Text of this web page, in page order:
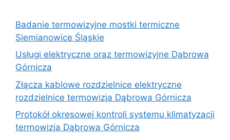
Badanie termowizyjne mostki termiczne
Siemianowice Śląskie
Usługi elektryczne oraz termowizyjne Dąbrowa
Górnicza
Złącza kablowe rozdzielnice elektryczne
rozdzielnice termowizja Dąbrowa Górnicza
Protokół okresowej kontroli systemu klimatyzacji
termowizja Dąbrowa Górnicza